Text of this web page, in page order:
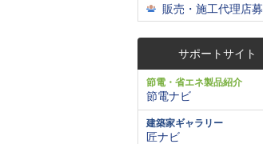
販売・施工代理店
サポートサイト
節電・省エネ製品紹介
節電ナビ
建築家ギャラリー
匠ナビ